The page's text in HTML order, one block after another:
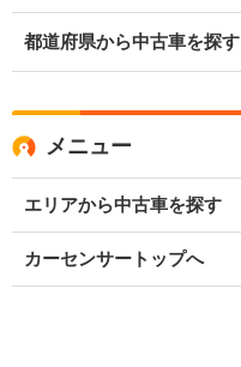
都道府県から中古車を探す
メニュー
エリアから中古車を探す
カーセンサートップへ